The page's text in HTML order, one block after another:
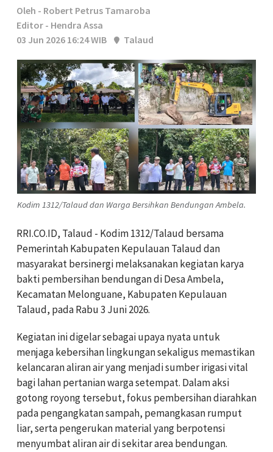
Oleh - Robert Petrus Tamaroba
Editor - Hendra Assa
03 Jun 2026 16:24 WIB
Talaud
Kodim 1312/Talaud dan Warga Bersihkan Bendungan Ambela.
RRI.CO.ID, Talaud - Kodim 1312/Talaud bersama
Pemerintah Kabupaten Kepulauan Talaud dan
masyarakat bersinergi melaksanakan kegiatan karya
bakti pembersihan bendungan di Desa Ambela,
Kecamatan Melonguane, Kabupaten Kepulauan
Talaud, pada Rabu 3 Juni 2026.
Kegiatan ini digelar sebagai upaya nyata untuk
menjaga kebersihan lingkungan sekaligus memastikan
kelancaran aliran air yang menjadi sumber irigasi vital
bagi lahan pertanian warga setempat. Dalam aksi
gotong royong tersebut, fokus pembersihan diarahkan
pada pengangkatan sampah, pemangkasan rumput
liar, serta pengerukan material yang berpotensi
menyumbat aliran air di sekitar area bendungan.